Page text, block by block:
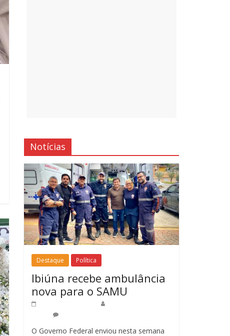
Notícias
Destaque Política
Ibiúna recebe ambulância
nova para o SAMU
O Governo Federal enviou nesta semana